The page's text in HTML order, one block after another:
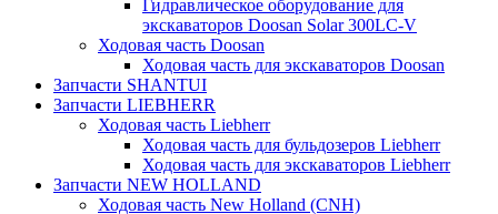
Гидравлическое оборудование для
экскаваторов Doosan Solar 300LC-V
Ходовая часть Doosan
Ходовая часть для экскаваторов Doosan
Запчасти SHANTUI
Запчасти LIEBHERR
Ходовая часть Liebherr
Ходовая часть для бульдозеров Liebherr
Ходовая часть для экскаваторов Liebherr
Запчасти NEW HOLLAND
Ходовая часть New Holland (CNH)